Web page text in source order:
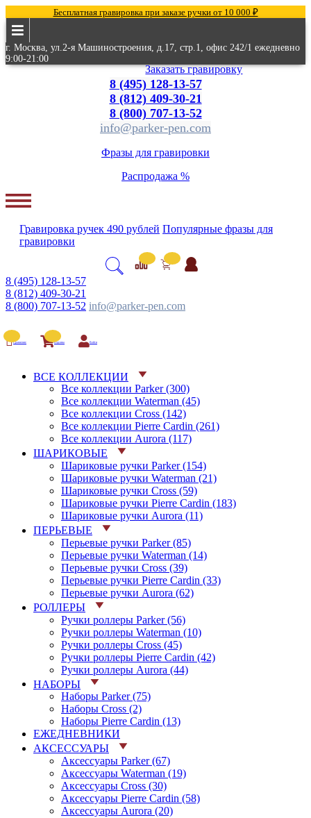
Бесплатная гравировка при заказе ручки от 10 000 ₽
г. Москва, ул.2-я Машиностроения, д.17, стр.1, офис 242/1 ежедневно
9:00-21:00
8 (495) 128-13-57
8 (812) 409-30-21
8 (800) 707-13-52
info@parker-pen.com
Фразы для гравировки
Распродажа %
Заказать гравировку
Гравировка ручек 490 рублей Популярные фразы для
гравировки
8 (495) 128-13-57
8 (812) 409-30-21
8 (800) 707-13-52 info@parker-pen.com
Сравнение Корзина Войти
ВСЕ КОЛЛЕКЦИИ
Все коллекции Parker (300)
Все коллекции Waterman (45)
Все коллекции Cross (142)
Все коллекции Pierre Cardin (261)
Все коллекции Aurora (117)
ШАРИКОВЫЕ
Шариковые ручки Parker (154)
Шариковые ручки Waterman (21)
Шариковые ручки Cross (59)
Шариковые ручки Pierre Cardin (183)
Шариковые ручки Aurora (11)
ПЕРЬЕВЫЕ
Перьевые ручки Parker (85)
Перьевые ручки Waterman (14)
Перьевые ручки Cross (39)
Перьевые ручки Pierre Cardin (33)
Перьевые ручки Aurora (62)
РОЛЛЕРЫ
Ручки роллеры Parker (56)
Ручки роллеры Waterman (10)
Ручки роллеры Cross (45)
Ручки роллеры Pierre Cardin (42)
Ручки роллеры Aurora (44)
НАБОРЫ
Наборы Parker (75)
Наборы Cross (2)
Наборы Pierre Cardin (13)
ЕЖЕДНЕВНИКИ
АКСЕССУАРЫ
Аксессуары Parker (67)
Аксессуары Waterman (19)
Аксессуары Cross (30)
Аксессуары Pierre Cardin (58)
Аксессуары Aurora (20)